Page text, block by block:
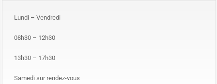
Lundi – Vendredi
08h30 – 12h30
13h30 – 17h30
Samedi sur rendez-vous